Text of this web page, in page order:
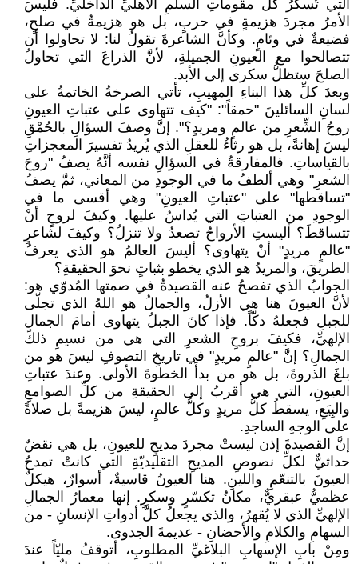
التي تُسكرُ كلَّ مقوماتِ السلمِ الأهليِّ الداخليِّ. فليسَ
الأمرُ مجردَ هزيمةٍ في حربٍ، بل هو هزيمةٌ في صلحٍ،
فضيعةٌ في وئامٍ. وكأنَّ الشاعرةَ تقولُ لنا: لا تحاولوا أن
تتصالحوا مع العيونِ الجميلةِ، لأنَّ الذراعَ التي تحاولُ
الصلحَ ستظلُّ سكرى إلى الأبد.
وبعدَ كلِّ هذا البناءِ المهيبِ، تأتي الصرخةُ الخاتمةُ على
لسانِ السائلينَ "حمقاً": "كيف تتهاوى على عتباتِ العيونِ
روحُ الشِّعرِ من عالمٍ ومريدٍ؟". إنَّ وصفَ السؤالِ بالحُمْقِ
ليسَ إهانةً، بل هو رثاءٌ للعقلِ الذي يُريدُ تفسيرَ المعجزاتِ
بالقياساتِ. فالمفارقةُ في السؤالِ نفسه أنَّهُ يصفُ "روحَ
الشعرِ" وهي ألطفُ ما في الوجودِ من المعاني، ثمَّ يصفُ
"تساقطها" على "عتباتِ العيونِ" وهي أقسى ما في
الوجودِ من العتباتِ التي يُداسُ عليها. وكيفَ لروحٍ أنْ
تتساقطَ؟ أليستِ الأرواحُ تصعدُ ولا تنزلُ؟ وكيفَ لشاعرٍ
"عالمٍ مريدٍ" أنْ يتهاوى؟ أليسَ العالمُ هو الذي يعرفُ
الطريقَ، والمريدُ هو الذي يخطو بثباتٍ نحوَ الحقيقةِ؟
الجوابُ الذي تفصحُ عنه القصيدةُ في صمتها المُدوّي هو:
لأنَّ العيونَ هنا هي الأزلُ، والجمالُ هو اللهُ الذي تجلّى
للجبلِ فجعلهُ دكّاً. فإذا كانَ الجبلُ يتهاوى أمامَ الجمالِ
الإلهيِّ، فكيفَ بروحِ الشعرِ التي هي من نسيمِ ذلكَ
الجمالِ؟ إنَّ "عالمٍ مريدٍ" في تاريخِ التصوفِ ليسَ هو من
بلغَ الذروةَ، بل هو من بدأَ الخطوةَ الأولى. وعندَ عتباتِ
العيونِ، التي هي أقربُ إلى الحقيقةِ من كلِّ الصوامعِ
والبِيَعِ، يسقطُ كلُّ مريدٍ وكلُّ عالمٍ، ليسَ هزيمةً بل صلاةً
على الوجهِ الساجدِ.
إنَّ القصيدةَ إذن ليستْ مجردَ مديحٍ للعيونِ، بل هي نقضٌ
حداثيٌّ لكلِّ نصوصِ المديحِ التقليديّةِ التي كانتْ تمدحُ
العيونَ بالتنعّمِ واللينِ. هنا العيونُ قاسيةٌ، أسوارٌ، هيكلٌ
عظميٌّ عبقريٌّ، مكانُ تكسّرٍ وسكرٍ. إنها معمارُ الجمالِ
الإلهيِّ الذي لا يُقهرُ، والذي يجعلُ كلَّ أدواتِ الإنسانِ - من
السهامِ والكلامِ والأحضانِ - عديمةَ الجدوى.
ومِنْ بابِ الإسهابِ البلاغيِّ المطلوبِ، أتوقفُ مليّاً عندَ